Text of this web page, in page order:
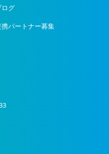
ログ
携パートナー募集